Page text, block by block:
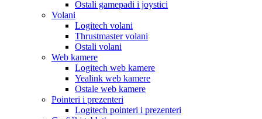
Ostali gamepadi i joystici
Volani
Logitech volani
Thrustmaster volani
Ostali volani
Web kamere
Logitech web kamere
Yealink web kamere
Ostale web kamere
Pointeri i prezenteri
Logitech pointeri i prezenteri